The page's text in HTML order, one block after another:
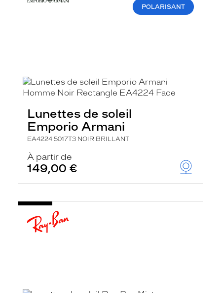
POLARISANT
Lunettes de soleil
Emporio Armani
EA4224 5017T3 NOIR BRILLANT
À partir de
149,00 €